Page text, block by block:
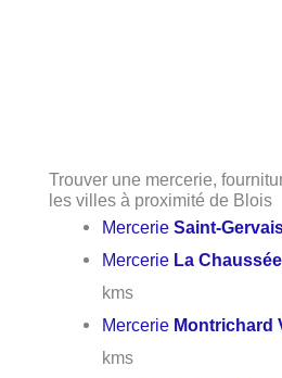
Trouver une mercerie,
les villes à proximité de Blois
MercerieSaint-
Mercerie La
kms
Mercerie Montrichard
kms